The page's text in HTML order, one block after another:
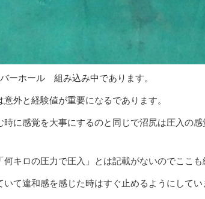
ーホール 組み込み中であります。
外と経験値が重要になるであります。
に感覚を大事にするのと同じで沼尻は圧入の
キロの圧力で圧入」とは記載がないのでここも
て違和感を感じた時はすぐ止めるようにしてい